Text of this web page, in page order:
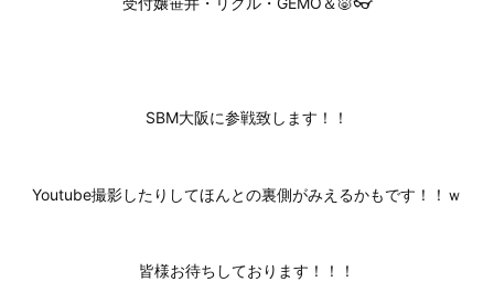
SBM大阪に参戦致します！！
Youtube撮影したりしてほんとの裏側がみえるかもです！！ｗ
皆様お待ちしております！！！